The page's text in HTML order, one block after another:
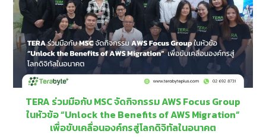
TERA ร่วมมือกับ MSC จัดกิจกรรม AWS Focus Group
ในหัวข้อ “Unlock the Benefits of AWS Migration”
เพื่อขับเคลื่อนองค์กรสู่โลกดิจิทัลในอนาคต